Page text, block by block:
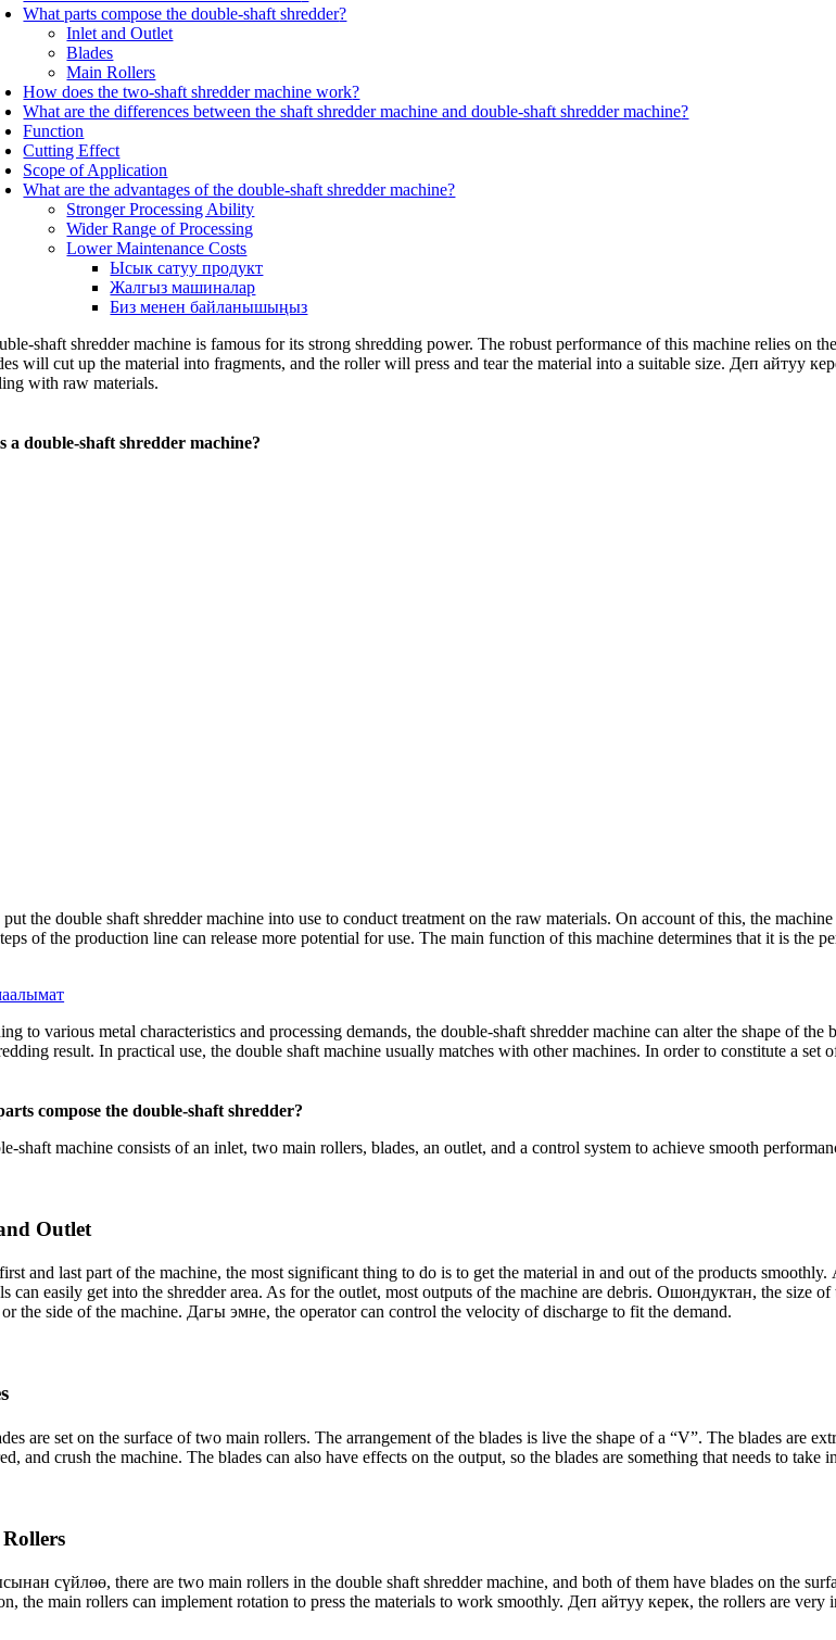
What parts compose the double-shaft shredder?
Inlet and Outlet
Blades
Main Rollers
How does the two-shaft shredder machine work?
What are the differences between the shaft shredder machine and double-shaft shredder machine?
Function
Cutting Effect
Scope of Application
What are the advantages of the double-shaft shredder machine?
Stronger Processing Ability
Wider Range of Processing
Lower Maintenance Costs
Ысык сатуу продукт
Жалгыз машиналар
Биз менен байланышыңыз
shaft shredder machine is famous for its strong shredding power. The robust performance of this machine relies on
will cut up the material into fragments, and the roller will press and tear the material into a suitable size. Деп айтуу
with raw materials.
a double-shaft shredder machine?
the double shaft shredder machine into use to conduct treatment on the raw materials.On account of this,the
of the production line can release more potential for use.The main function of this machine determines that it is the
to various metal characteristics and processing demands, the double-shaft shredder machine can alter the shape of the
result. In practical use, the double shaft machine usually matches with other machines. In order to constitute a set
compose the double-shaft shredder?
shaft machine consists of an inlet, two main rollers, blades, an outlet, and a control system to achieve smooth
Outlet
and last part of the machine, the most significant thing to do is to get the material in and out of the products smoothly.
can easily get into the shredder area. As for the outlet, most outputs of the machine are debris. Ошондуктан, the size of
the side of the machine. Дагы эмне, the operator can control the velocity of discharge to fit the demand.
are set on the surface of two main rollers. The arrangement of the blades is live the shape of a “V”. The blades are
, and crush the machine. The blades can also have effects on the output, so the blades are something that needs to take
сүйлөө, there are two main rollers in the double shaft shredder machine, and both of them have blades on the
, the main rollers can implement rotation to press the materials to work smoothly. Деп айтуу керек, the rollers are very